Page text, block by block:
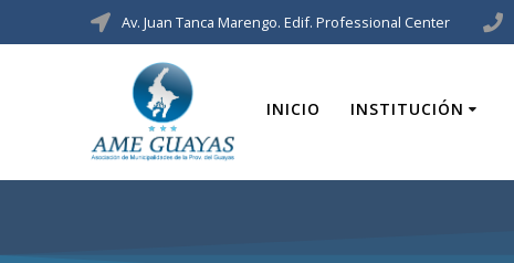
Av. Juan Tanca Marengo. Edif. Professional Center
INICIO INSTITUCIÓN